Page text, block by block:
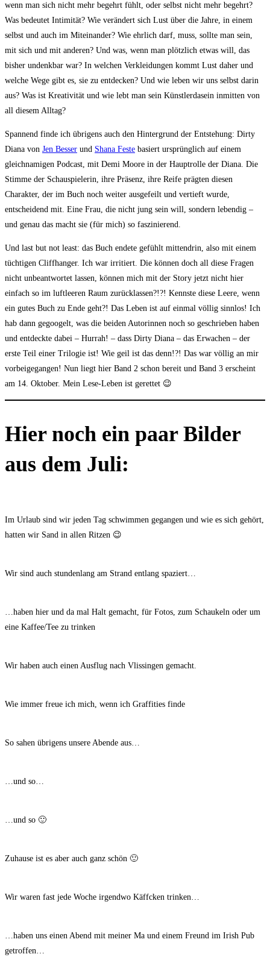
wenn man sich nicht mehr begehrt fühlt, oder selbst nicht mehr begehrt?
Was bedeutet Intimität? Wie verändert sich Lust über die Jahre, in einem
selbst und auch im Miteinander? Wie ehrlich darf, muss, sollte man sein,
mit sich und mit anderen? Und was, wenn man plötzlich etwas will, das
bisher undenkbar war? In welchen Verkleidungen kommt Lust daher und
welche Wege gibt es, sie zu entdecken? Und wie leben wir uns selbst darin
aus? Was ist Kreativität und wie lebt man sein Künstlerdasein inmitten von
all diesem Alltag?
Spannend finde ich übrigens auch den Hintergrund der Entstehung: Dirty
Diana von Jen Besser und Shana Feste basiert ursprünglich auf einem
gleichnamigen Podcast, mit Demi Moore in der Hauptrolle der Diana. Die
Stimme der Schauspielerin, ihre Präsenz, ihre Reife prägten diesen
Charakter, der im Buch noch weiter ausgefeilt und vertieft wurde,
entscheidend mit. Eine Frau, die nicht jung sein will, sondern lebendig –
und genau das macht sie (für mich) so faszinierend.
Und last but not least: das Buch endete gefühlt mittendrin, also mit einem
tüchtigen Cliffhanger. Ich war irritiert. Die können doch all diese Fragen
nicht unbeantwortet lassen, können mich mit der Story jetzt nicht hier
einfach so im luftleeren Raum zurücklassen?!?! Kennste diese Leere, wenn
ein gutes Buch zu Ende geht?! Das Leben ist auf einmal völlig sinnlos! Ich
hab dann gegoogelt, was die beiden Autorinnen noch so geschrieben haben
und entdeckte dabei – Hurrah! – dass Dirty Diana – das Erwachen – der
erste Teil einer Trilogie ist! Wie geil ist das denn!?! Das war völlig an mir
vorbeigegangen! Nun liegt hier Band 2 schon bereit und Band 3 erscheint
am 14. Oktober. Mein Lese-Leben ist gerettet 😉
Hier noch ein paar Bilder
aus dem Juli:
Im Urlaub sind wir jeden Tag schwimmen gegangen und wie es sich gehört,
hatten wir Sand in allen Ritzen 😉
Wir sind auch stundenlang am Strand entlang spaziert…
…haben hier und da mal Halt gemacht, für Fotos, zum Schaukeln oder um
eine Kaffee/Tee zu trinken
Wir haben auch einen Ausflug nach Vlissingen gemacht.
Wie immer freue ich mich, wenn ich Graffities finde
So sahen übrigens unsere Abende aus…
…und so…
…und so 🙂
Zuhause ist es aber auch ganz schön 🙂
Wir waren fast jede Woche irgendwo Käffcken trinken…
…haben uns einen Abend mit meiner Ma und einem Freund im Irish Pub
getroffen…